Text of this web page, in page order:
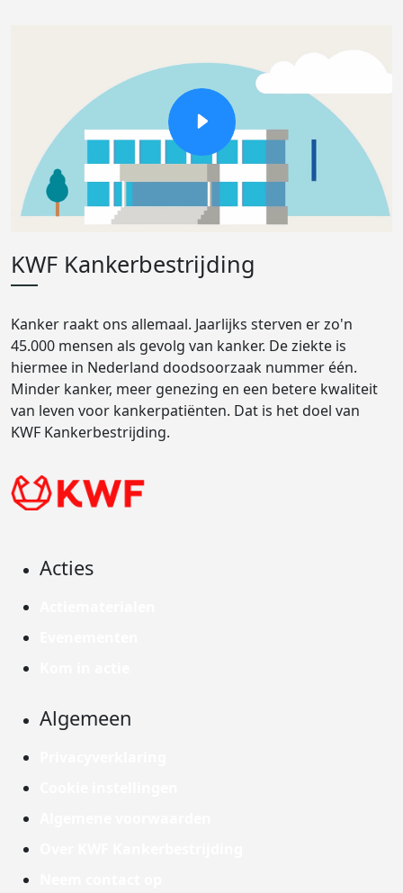
KWF Kankerbestrijding
Kanker raakt ons allemaal. Jaarlijks sterven er zo'n
45.000 mensen als gevolg van kanker. De ziekte is
hiermee in Nederland doodsoorzaak nummer één.
Minder kanker, meer genezing en een betere kwaliteit
van leven voor kankerpatiënten. Dat is het doel van
KWF Kankerbestrijding.
Acties
Algemeen